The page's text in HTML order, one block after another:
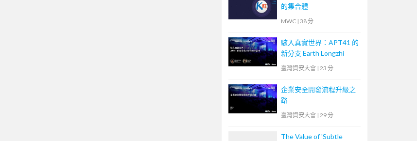
的集合體
MWC | 38 分
駭入真實世界：APT41 的
新分支 Earth Longzhi
臺灣資安大會 | 23 分
企業安全開發流程升級之
路
臺灣資安大會 | 29 分
The Value of 'Subtle